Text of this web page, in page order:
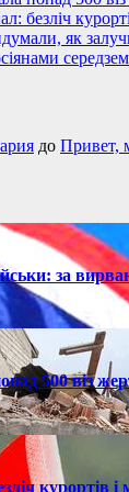
безліч
як
до Привет,
за
500 віз
курортів